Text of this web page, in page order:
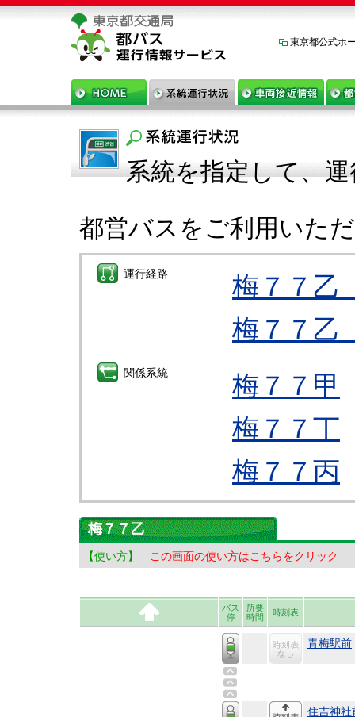
東京都公式ホ
系統を指定して、
都営バスをご利用いた
運行経路
梅７７
梅７７
関係系統
梅７７甲
梅７７丁
梅７７丙
梅７７乙
【使い方】 この画面の使い方はこちらをクリック
バス
停
所要
時間
時刻表
青梅駅前
住吉神社